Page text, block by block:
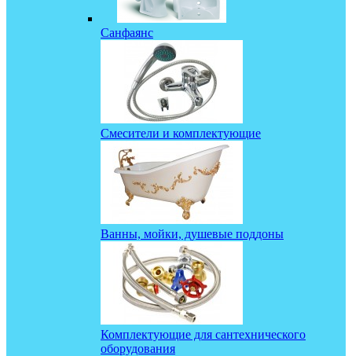
Санфаянс
Смесители и комплектующие
Ванны, мойки, душевые поддоны
Комплектующие для сантехнического
оборудования